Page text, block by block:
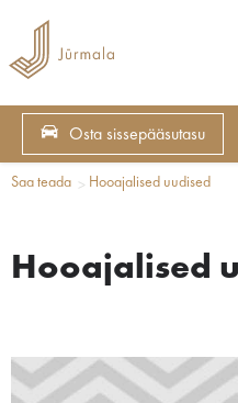
Osta sissepääsutasu
Saa teada Hooajalised uudised
Hooajalised